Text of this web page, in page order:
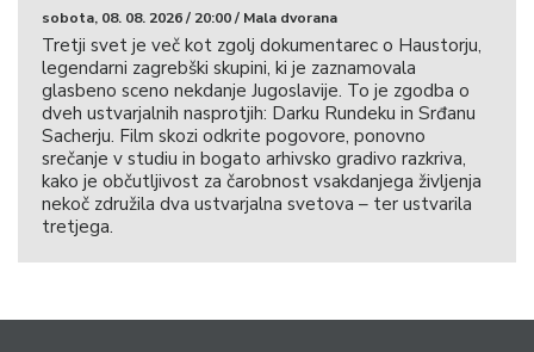
sobota, 08. 08. 2026 / 20:00 / Mala dvorana
Tretji svet je več kot zgolj dokumentarec o Haustorju,
legendarni zagrebški skupini, ki je zaznamovala
glasbeno sceno nekdanje Jugoslavije. To je zgodba o
dveh ustvarjalnih nasprotjih: Darku Rundeku in Srđanu
Sacherju. Film skozi odkrite pogovore, ponovno
srečanje v studiu in bogato arhivsko gradivo razkriva,
kako je občutljivost za čarobnost vsakdanjega življenja
nekoč združila dva ustvarjalna svetova – ter ustvarila
tretjega.